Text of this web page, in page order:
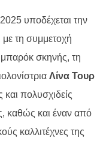
υποδέχεται την
με τη συμμετοχή
σκηνής, τη
Λίνα Τουρ
και πολυσχιδείς
καθώς και έναν από
καλλιτέχνες της